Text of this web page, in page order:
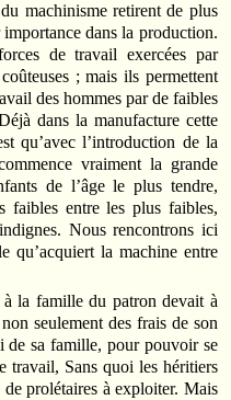
machinisme retirent de plus
dans la production.
de travail exercées par
; mais ils permettent
des hommes par de faibles
dans la manufacture cette
qu’avec l’introduction de la
vraiment la grande
de l’âge le plus tendre,
faibles entre les plus faibles,
Nous rencontrons ici
qu’acquiert la machine entre
à la famille du patron devait à
seulement des frais de son
de sa famille, pour pouvoir se
travail, Sans quoi les héritiers
prolétaires à exploiter. Mais